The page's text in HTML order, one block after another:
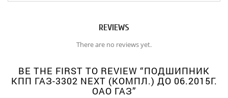
REVIEWS
There are no reviews yet.
BE THE FIRST TO REVIEW “ПОДШИПНИК
КПП ГАЗ-3302 NEXT (КОМПЛ.) ДО 06.2015Г.
ОАО ГАЗ”